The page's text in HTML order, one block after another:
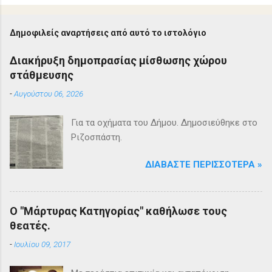
Δημοφιλείς αναρτήσεις από αυτό το ιστολόγιο
Διακήρυξη δημοπρασίας μίσθωσης χώρου
στάθμευσης
-Αυγούστου 06, 2026
Για τα οχήματα του Δήμου. Δημοσιεύθηκε στο
Ριζοσπάστη.
ΔΙΑΒΆΣΤΕ ΠΕΡΙΣΣΌΤΕΡΑ »
Ο "Μάρτυρας Κατηγορίας" καθήλωσε τους
θεατές.
-Ιουλίου 09, 2017